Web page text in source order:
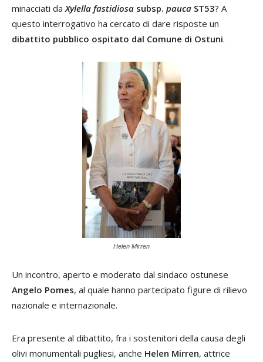
minacciati daXylella fastidiosa subsp. pauca ST53? A
questo interrogativo ha cercato di dare risposte un
dibattito pubblico ospitato dal Comune di Ostuni.
Helen Mirren
Un incontro, aperto e moderato dal sindaco ostunese
Angelo Pomes, al quale hanno partecipato figure di rilievo
nazionale e internazionale.
Era presente al dibattito, fra i sostenitori della causa degli
olivi monumentali pugliesi, anche Helen Mirren, attrice